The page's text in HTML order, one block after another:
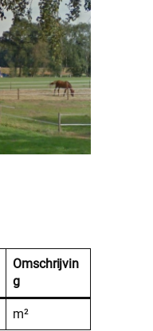
Omschrijvin
g
m²